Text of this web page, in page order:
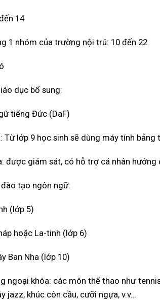
14
1 nhóm của trường nội trú: 10 đến 22
dục bổ sung:
tiếng Đức (DaF)
Từ lớp 9 học sinh sẽ dùng máy tính bảng
được giám sát, có hỗ trợ cá nhân
tạo ngôn ngữ:
(lớp 5)
hoặc La-tinh (lớp 6)
Ban Nha (lớp 10)
ngoại khóa: các môn thể thao như
jazz, khúc côn cầu, cưỡi ngựa, v.v…